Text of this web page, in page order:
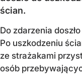
ścian.
Do zdarzenia
Po uszkodzeniu
ze strażakami
osób